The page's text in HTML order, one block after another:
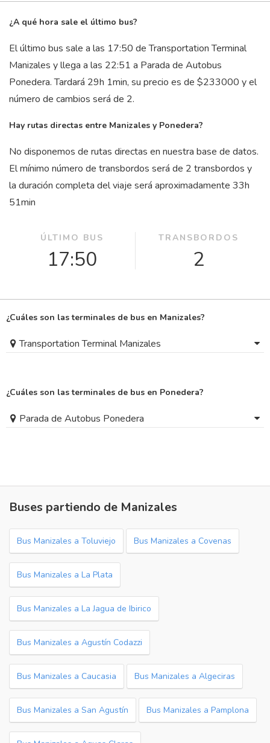
¿A qué hora sale el último bus?
El último bus sale a las 17:50 de Transportation Terminal
Manizales y llega a las 22:51 a Parada de Autobus
Ponedera. Tardará 29h 1min, su precio es de $233000 y el
número de cambios será de 2.
Hay rutas directas entre Manizales y Ponedera?
No disponemos de rutas directas en nuestra base de datos.
El mínimo número de transbordos será de 2 transbordos y
la duración completa del viaje será aproximadamente 33h
51min
ÚLTIMO BUS
17:50
TRANSBORDOS
2
¿Cuáles son las terminales de bus en Manizales?
Transportation Terminal Manizales
¿Cuáles son las terminales de bus en Ponedera?
Parada de Autobus Ponedera
Buses partiendo de Manizales
Bus Manizales a Toluviejo Bus Manizales a Covenas
Bus Manizales a La Plata
Bus Manizales a La Jagua de Ibirico
Bus Manizales a Agustín Codazzi
Bus Manizales a Caucasia Bus Manizales a Algeciras
Bus Manizales a San Agustín Bus Manizales a Pamplona